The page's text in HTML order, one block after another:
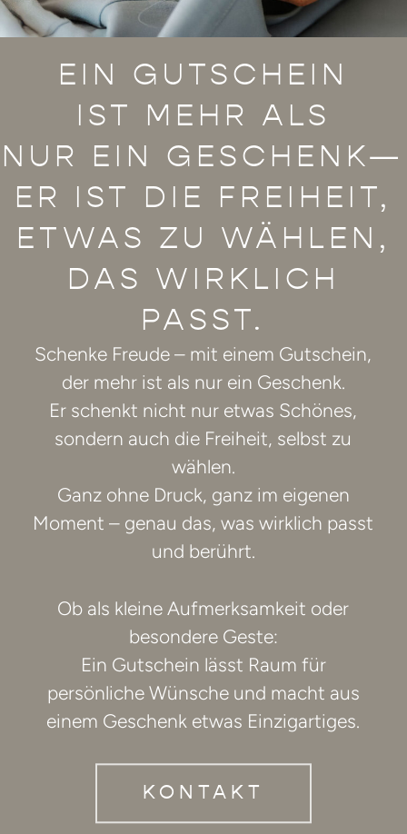
EIN GUTSCHEIN
IST MEHR ALS
NUR EIN GESCHENK—
ER IST DIE FREIHEIT,
ETWAS ZU WÄHLEN,
DAS WIRKLICH
PASST.
Schenke Freude – mit einem Gutschein,
der mehr ist als nur ein Geschenk.
Er schenkt nicht nur etwas Schönes,
sondern auch die Freiheit, selbst zu
wählen.
Ganz ohne Druck, ganz im eigenen
Moment – genau das, was wirklich passt
und berührt.
Ob als kleine Aufmerksamkeit oder
besondere Geste:
Ein Gutschein lässt Raum für
persönliche Wünsche und macht aus
einem Geschenk etwas Einzigartiges.
KONTAKT